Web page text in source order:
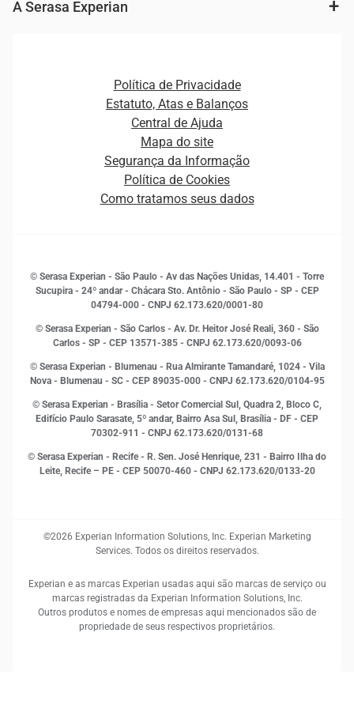
Cobrança e Recuperação de Dívidas
Plataformas e Motores de decisão
Fintechs
Ver todo o conteúdo
Curso Gratuito de Saúde Financeira
Empreendedorismo
Estudos e Pesquisas
Inovação e Tecnologia
Leis e impostos
Marketing
Open Finance
Proteção de Dados
Sustentabilidade Corporativa
A Serasa Experian
Distribuidores e representantes
Estrutura Organizacional
Sala de Imprensa
Política de Privacidade
Estatuto, Atas e Balanços
Central de Ajuda
Mapa do site
Segurança da Informação
Política de Cookies
Como tratamos seus dados
© Serasa Experian - São Paulo - Av das Nações Unidas, 14.401 - Torre
Sucupira - 24º andar - Chácara Sto. Antônio - São Paulo - SP - CEP
04794-000 - CNPJ 62.173.620/0001-80
© Serasa Experian - São Carlos - Av. Dr. Heitor José Reali, 360 - São
Carlos - SP - CEP 13571-385 - CNPJ 62.173.620/0093-06
© Serasa Experian - Blumenau - Rua Almirante Tamandaré, 1024 - Vila
Nova - Blumenau - SC - CEP 89035-000 - CNPJ 62.173.620/0104-95
© Serasa Experian - Brasília - Setor Comercial Sul, Quadra 2, Bloco C,
Edifício Paulo Sarasate, 5º andar, Bairro Asa Sul, Brasília - DF - CEP
70302-911 - CNPJ 62.173.620/0131-68
© Serasa Experian - Recife - R. Sen. José Henrique, 231 - Bairro Ilha do
Leite, Recife – PE - CEP 50070-460 - CNPJ 62.173.620/0133-20
©2026 Experian Information Solutions, Inc. Experian Marketing
Services. Todos os direitos reservados.
Experian e as marcas Experian usadas aqui são marcas de serviço ou
marcas registradas da Experian Information Solutions, Inc.
Outros produtos e nomes de empresas aqui mencionados são de
propriedade de seus respectivos proprietários.